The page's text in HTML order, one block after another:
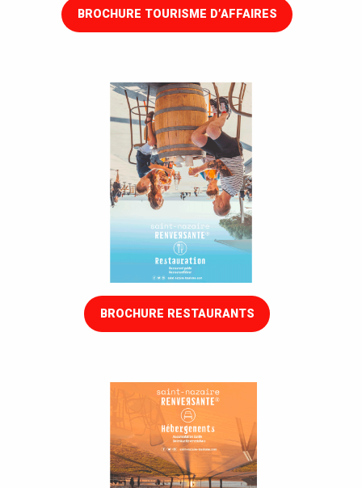
BROCHURE TOURISME D’AFFAIRES
BROCHURE RESTAURANTS